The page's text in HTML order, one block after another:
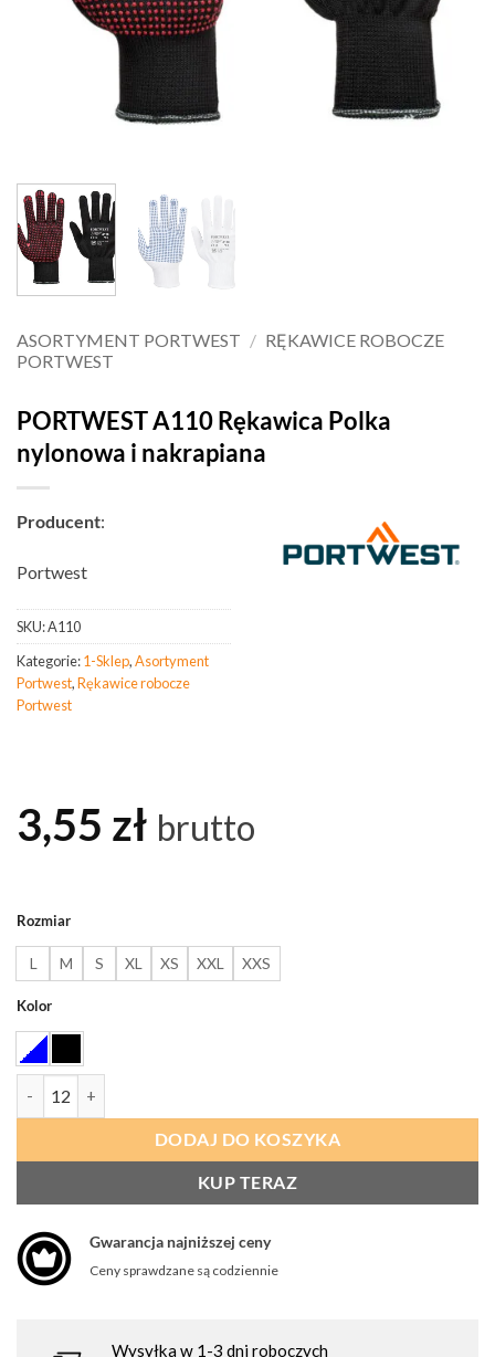
ASORTYMENT PORTWEST / RĘKAWICE ROBOCZE
PORTWEST
PORTWEST A110 Rękawica Polka
nylonowa i nakrapiana
Producent:
Portwest
SKU:A110
Kategorie:1-Sklep,Asortyment
Portwest,Rękawice robocze
Portwest
3,55 zł brutto
Rozmiar
L M S XL XS XXL XXS
Kolor
DODAJ DO KOSZYKA
KUP TERAZ
Gwarancja najniższej ceny
Ceny sprawdzane są codziennie
Wysyłka w 1-3 dni roboczych